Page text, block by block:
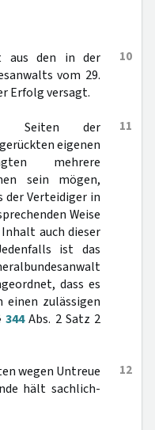
10
aus den in der
vom 29.
Erfolg versagt.
11
Seiten der
eigenen
mehrere
sein mögen,
der Verteidiger in
Weise
auch dieser
ist das
dass es
einen zulässigen
344Abs. 2 Satz 2
12
wegen Untreue
hält sachlich-